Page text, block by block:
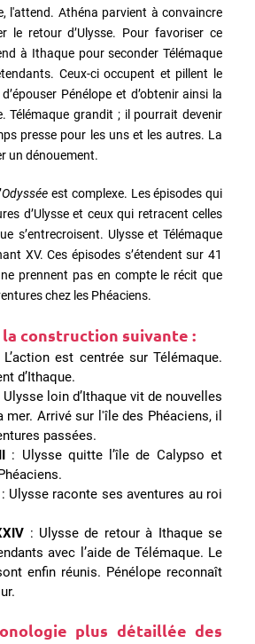
l'attend. Athéna parvient à convaincre
le retour d’Ulysse. Pour favoriser ce
à Ithaque pour seconder Télémaque
Ceux-ci occupent et pillent le
Pénélope et d’obtenir ainsi la
Télémaque grandit ; il pourrait devenir
presse pour les uns et les autres. La
un dénouement.
Odyssée est complexe. Les épisodes qui
d’Ulysse et ceux qui retracent celles
s’entrecroisent. Ulysse et Télémaque
XV. Ces épisodes s’étendent sur 41
prennent pas en compte le récit que
chez les Phéaciens.
construction suivante :
L’action est centrée sur Télémaque.
d’Ithaque.
Ulysse loin d’Ithaque vit de nouvelles
mer. Arrivé sur l'île des Phéaciens, il
passées.
: Ulysse quitte l’île de Calypso et
: Ulysse raconte ses aventures au roi
: Ulysse de retour à Ithaque se
avec l’aide de Télémaque. Le
enfin réunis. Pénélope reconnaît
plus détaillée des